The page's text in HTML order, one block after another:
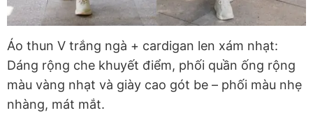
Áo thun V trắng ngà + cardigan len xám nhạt:
Dáng rộng che khuyết điểm, phối quần ống rộng
màu vàng nhạt và giày cao gót be – phối màu nhẹ
nhàng, mát mắt.